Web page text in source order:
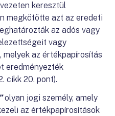
keresztül
megkötötte azt az eredeti
az adós vagy
vagy
az értékpapírosítás
eredményezték
cikk 20. pont).
olyan jogi személy, amely
az értékpapírosítások